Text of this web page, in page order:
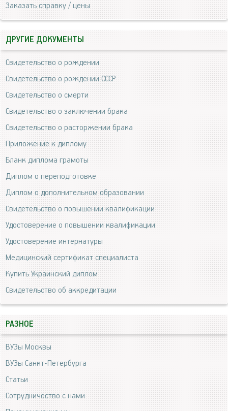
Заказать справку / цены
ДРУГИЕ ДОКУМЕНТЫ
Свидетельство о рождении
Свидетельство о рождении СССР
Свидетельство о смерти
Свидетельство о заключении брака
Свидетельство о расторжении брака
Приложение к диплому
Бланк диплома грамоты
Диплом о переподготовке
Диплом о дополнительном образовании
Свидетельство о повышении квалификации
Удостоверение о повышении квалификации
Удостоверение интернатуры
Медицинский сертификат специалиста
Купить Украинский диплом
Свидетельство об аккредитации
РАЗНОЕ
ВУЗы Москвы
ВУЗы Санкт-Петербурга
Статьи
Сотрудничество с нами